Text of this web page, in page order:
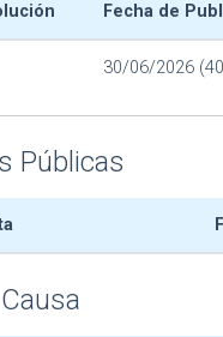
Fecha de
30/06/2026
Públicas